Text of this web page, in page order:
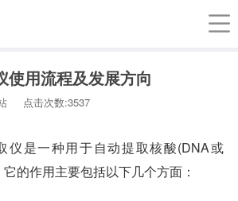
使用流程及发展方向
点击次数:3537
是一种用于自动提取核酸(DNA或
的作用主要包括以下几个方面：